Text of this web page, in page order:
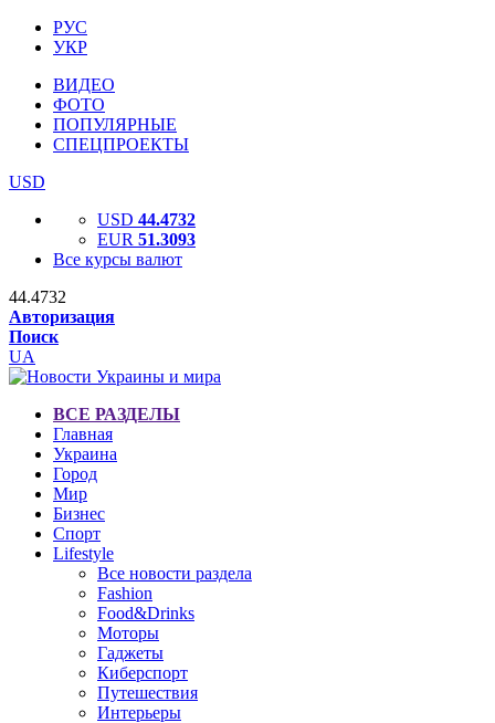
РУС
УКР
ВИДЕО
ФОТО
ПОПУЛЯРНЫЕ
СПЕЦПРОЕКТЫ
USD
USD 44.4732
EUR 51.3093
Все курсы валют
44.4732
Авторизация
Поиск
UA
ВСЕ РАЗДЕЛЫ
Главная
Украина
Город
Мир
Бизнес
Спорт
Lifestyle
Все новости раздела
Fashion
Food&Drinks
Моторы
Гаджеты
Киберспорт
Путешествия
Интерьеры